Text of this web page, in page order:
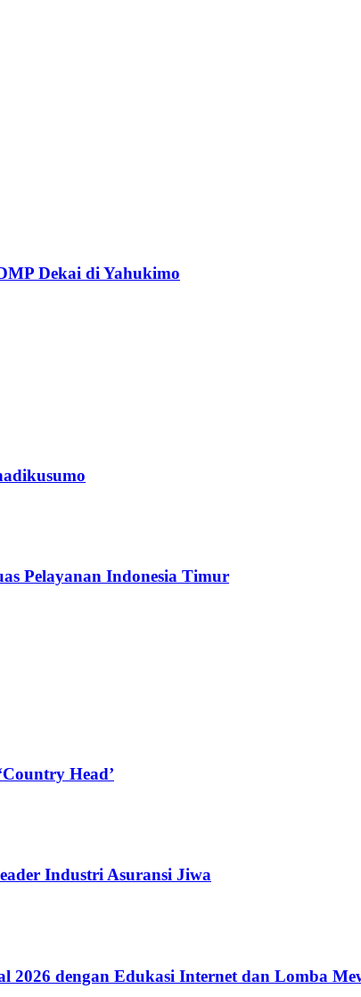
Dekai di Yahukimo
Pelayanan Indonesia Timur
Head’
Industri Asuransi Jiwa
dengan Edukasi Internet dan Lomba